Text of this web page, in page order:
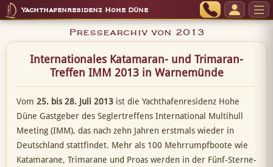
Yachthafenresidenz Hohe Düne
Pressearchiv von 2013
Internationales Katamaran- und Trimaran-
Treffen IMM 2013 in Warnemünde
Vom 25. bis 28. Juli 2013 ist die Yachthafenresidenz Hohe
Düne Gastgeber des Seglertreffens International Multihull
Meeting (IMM), das nach zehn Jahren erstmals wieder in
Deutschland stattfindet. Mehr als 100 Mehrrumpfboote wie
Katamarane, Trimarane und Proas werden in der Fünf-Sterne-